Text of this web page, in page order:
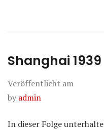
Shanghai 1939
Veröffentlicht am
by admin
In dieser Folge